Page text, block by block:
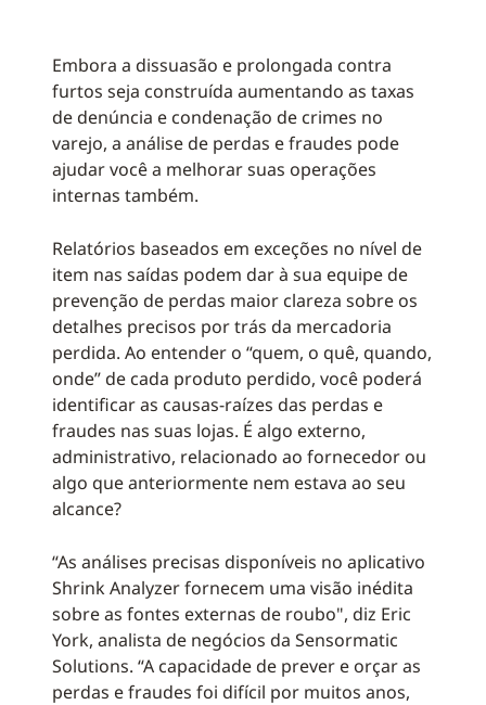
Embora a dissuasão e prolongada contra
furtos seja construída aumentando as taxas
de denúncia e condenação de crimes no
varejo, a análise de perdas e fraudes pode
ajudar você a melhorar suas operações
internas também.
Relatórios baseados em exceções no nível de
item nas saídas podem dar à sua equipe de
prevenção de perdas maior clareza sobre os
detalhes precisos por trás da mercadoria
perdida. Ao entender o “quem, o quê, quando,
onde” de cada produto perdido, você poderá
identificar as causas-raízes das perdas e
fraudes nas suas lojas. É algo externo,
administrativo, relacionado ao fornecedor ou
algo que anteriormente nem estava ao seu
alcance?
“As análises precisas disponíveis no aplicativo
Shrink Analyzer fornecem uma visão inédita
sobre as fontes externas de roubo", diz Eric
York, analista de negócios da Sensormatic
Solutions. “A capacidade de prever e orçar as
perdas e fraudes foi difícil por muitos anos,